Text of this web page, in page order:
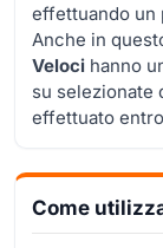
effettuando un
Anche in
Veloci hanno
su selezionate
effettuato
Come